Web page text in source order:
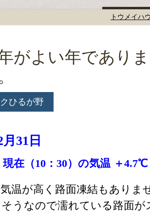
トウメイハ
がよい年であり
ひるが野
月31 日
在（10 ：30）の気温 ＋4.7℃
温が高く路面凍結もあり
うなので濡れている路面